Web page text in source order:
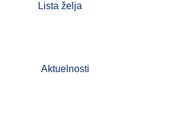
Lista želja
Aktuelnosti